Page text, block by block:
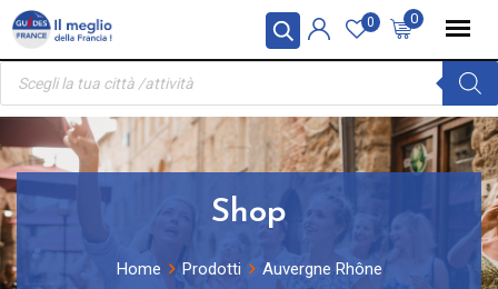
Pannello di gestione dei cookies
Skip
content
0
0
Ricerca
prodotti
Shop
Home Prodotti
Auvergne Rhône